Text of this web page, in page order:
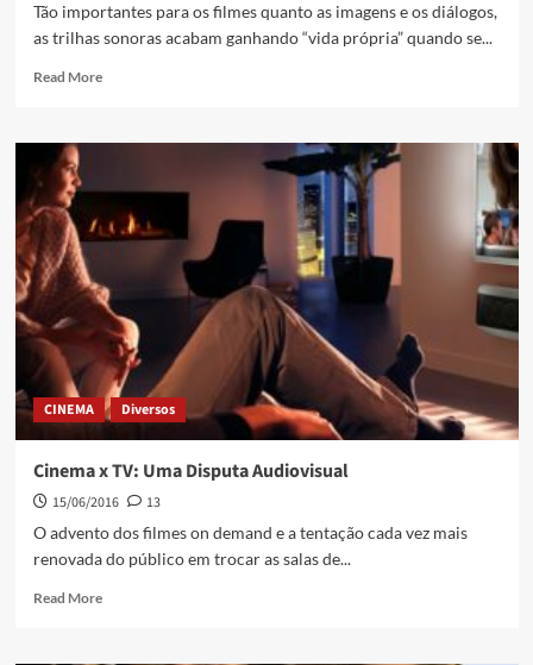
Tão importantes para os filmes quanto as imagens e os diálogos,
as trilhas sonoras acabam ganhando “vida própria” quando se...
Read More
CINEMA Diversos
Cinema x TV: Uma Disputa Audiovisual
15/06/2016
13
O advento dos filmes on demand e a tentação cada vez mais
renovada do público em trocar as salas de...
Read More